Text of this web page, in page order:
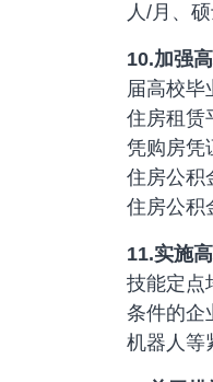
人/月、
10.加强
届高校毕
住房租赁
凭购房凭
住房公积
住房公积
11.实施
技能定点
条件的企
机器人等